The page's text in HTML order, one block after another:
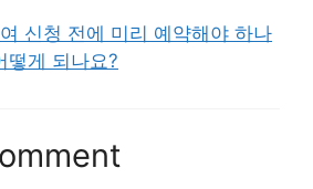
신청 전에 미리 예약해야 하나
떻게 되나요?